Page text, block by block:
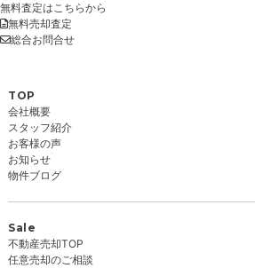
無料査定はこちらから
無料売却査定
総合お問合せ
TOP
会社概要
スタッフ紹介
お客様の声
お知らせ
物件ブログ
Sale
不動産売却TOP
任意売却のご相談